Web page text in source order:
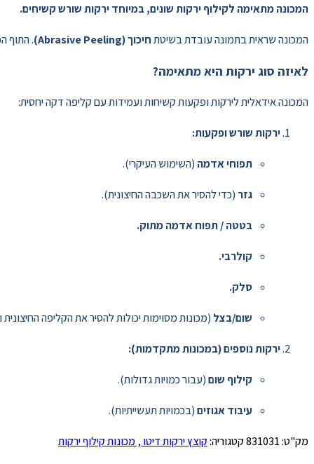
המכונה מתאימה לקילוף ירקות שונים, במיוחד ירקות שורש קשיחים.
המכונה שראית בתמונה עובדת בשיטתחיכוך (Abrasive Peeling) . התוף
לאיזה סוג ירקות היא מתאימה?
המכונה אידאלית לירקות ופקעות קשיחות ועמידות עם קליפה דקה יחסית:
ירקות שורש ופקעות:
תפוחי אדמה(השימוש העיקרי).
גזר(כדי להסיר את השכבה החיצונית).
בטטה / תפוח אדמה מתוק.
קולרבי.
סלק.
שום/בצל(מכונות מסוימות יכולות להסיר את הקליפה
ירקות נוספים (במכונות מתקדמות):
קילוף שום(עבור כמויות גדולות).
עיבוד אגוזים(בכמויות תעשייתיות).
מק"ט:831031קטגוריה:קוצץ ירקות דיטו , מכונות קילוף ירקות